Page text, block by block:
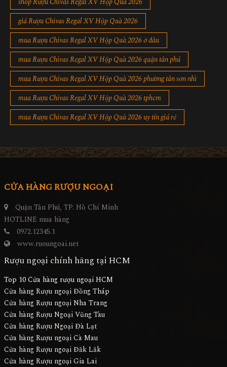
giá Rượu Chivas Regal XV Hộp Quà 2026
mua Rượu Chivas Regal XV Hộp Quà 2026 ở đâu
mua Rượu Chivas Regal XV Hộp Quà 2026 quận tân phú
mua Rượu Chivas Regal XV Hộp Quà 2026 phường tân sơn nhì
mua Rượu Chivas Regal XV Hộp Quà 2026 tphcm
mua Rượu Chivas Regal XV Hộp Quà 2026 uy tín giá rẻ
CỬA HÀNG RƯỢU NGOẠI
Quận Tân Phú, TP. Hồ Chí Minh
HOTLINE mua hàng
0972.12345.1
www.ruoungoai.net
Rượu ngoại chính hãng tại HCM
Top 10 Cửa hàng rượu ngoại HCM
Cửa hàng Rượu ngoại Đồng Tháp
Cửa hàng Rượu ngoại Nha Trang
Cửa hàng Rượu Ngoại Vũng Tàu
Cửa hàng Rượu Ngoại Đà Lạt
Cửa hàng Rượu ngoại Cà Mau
Cửa hàng Rượu ngoại Đăk Lăk
Cửa hàng Rượu ngoại Gia Lai